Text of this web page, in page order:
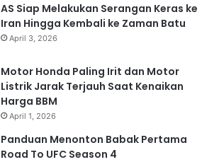
AS Siap Melakukan Serangan Keras ke
Iran Hingga Kembali ke Zaman Batu
April 3, 2026
Motor Honda Paling Irit dan Motor
Listrik Jarak Terjauh Saat Kenaikan
Harga BBM
April 1, 2026
Panduan Menonton Babak Pertama
Road To UFC Season 4